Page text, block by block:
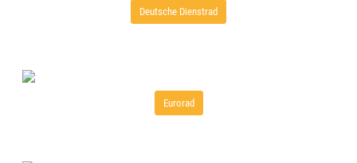
Deutsche Dienstrad
Eurorad